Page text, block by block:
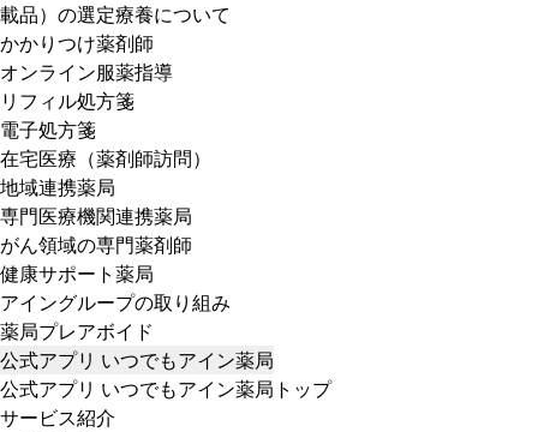
載品）の選定療養について
かかりつけ薬剤師
オンライン服薬指導
リフィル処方箋
電子処方箋
在宅医療（薬剤師訪問）
地域連携薬局
専門医療機関連携薬局
がん領域の専門薬剤師
健康サポート薬局
アイングループの取り組み
薬局プレアボイド
公式アプリ いつでもアイン薬局
公式アプリ いつでもアイン薬局トップ
サービス紹介